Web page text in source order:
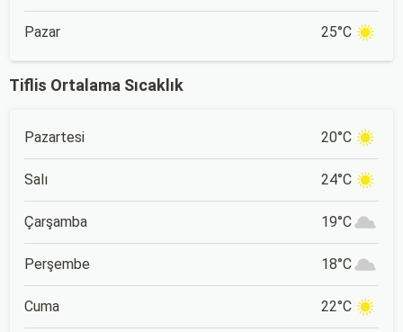
Pazar 25°C
Tiflis Ortalama Sıcaklık
Pazartesi 20°C
Salı 24°C
Çarşamba 19°C
Perşembe 18°C
Cuma 22°C